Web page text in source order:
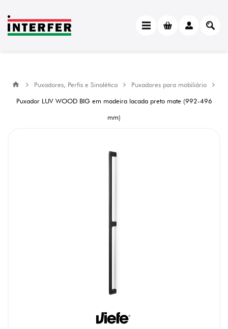
Puxadores, Perfis e Sinalética
Puxadores para mobiliário
Puxador LUV WOOD BIG em madeira lacada preto mate (992-496
mm)